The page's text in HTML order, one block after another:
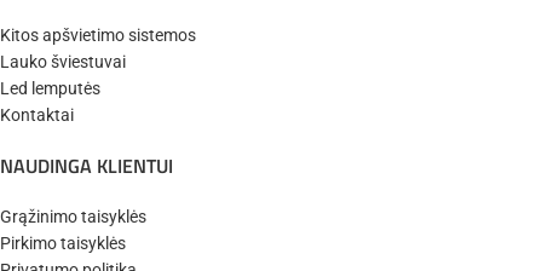
Kitos apšvietimo sistemos
Lauko šviestuvai
Led lemputės
Kontaktai
NAUDINGA KLIENTUI
Grąžinimo taisyklės
Pirkimo taisyklės